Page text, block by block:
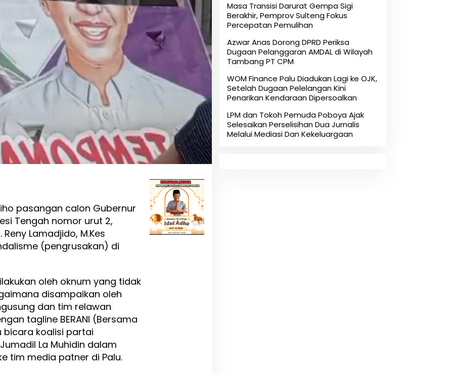
pasangan calon Gubernur
Tengah nomor urut 2,
Lamadjido, M.Kes
(pengrusakan) di
oleh oknum yang tidak
disampaikan oleh
dan tim relawan
tagline BERANI (Bersama
bicara koalisi partai
La Muhidin dalam
tim media patner di Palu.
Masa Transisi Darurat Gempa Sigi
Berakhir, Pemprov Sulteng Fokus
Percepatan Pemulihan
Azwar Anas Dorong DPRD Periksa
Dugaan Pelanggaran AMDAL di Wilayah
Tambang PT CPM
‎WOM Finance Palu Diadukan Lagi ke OJK,
Setelah Dugaan Pelelangan Kini
Penarikan Kendaraan Dipersoalkan ‎
LPM dan Tokoh Pemuda Poboya Ajak
Selesaikan Perselisihan Dua Jurnalis
Melalui Mediasi Dan Kekeluargaan